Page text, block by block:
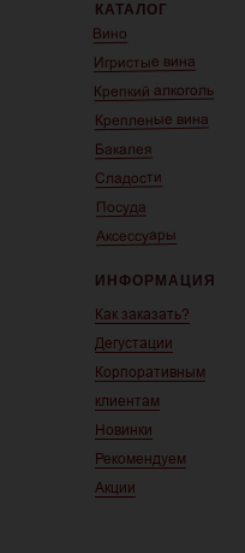
КАТАЛОГ
Вино
Игристые вина
Крепкий алкоголь
Крепленые вина
Бакалея
Сладости
Посуда
Аксессуары
ИНФОРМАЦИЯ
Как заказать?
Дегустации
Корпоративным
клиентам
Новинки
Рекомендуем
Акции